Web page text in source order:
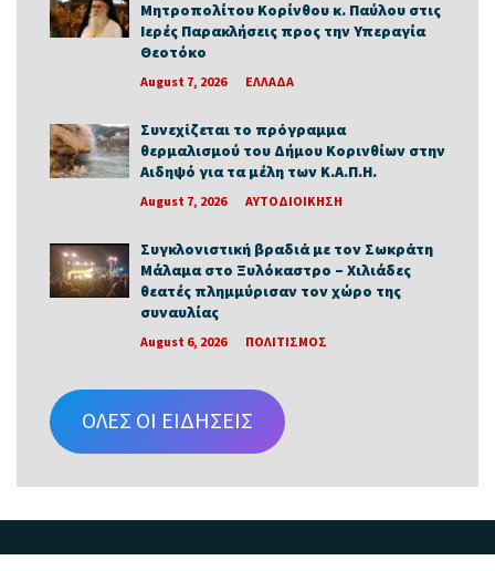
Μητροπολίτου Κορίνθου κ. Παύλου στις
Ιερές Παρακλήσεις προς την Υπεραγία
Θεοτόκο
August 7, 2026 ΕΛΛΑΔΑ
Συνεχίζεται το πρόγραμμα
θερμαλισμού του Δήμου Κορινθίων στην
Αιδηψό για τα μέλη των Κ.Α.Π.Η.
August 7, 2026 ΑΥΤΟΔΙΟΙΚΗΣΗ
Συγκλονιστική βραδιά με τον Σωκράτη
Μάλαμα στο Ξυλόκαστρο – Χιλιάδες
θεατές πλημμύρισαν τον χώρο της
συναυλίας
August 6, 2026 ΠΟΛΙΤΙΣΜΟΣ
ΟΛΕΣ ΟΙ ΕΙΔΗΣΕΙΣ